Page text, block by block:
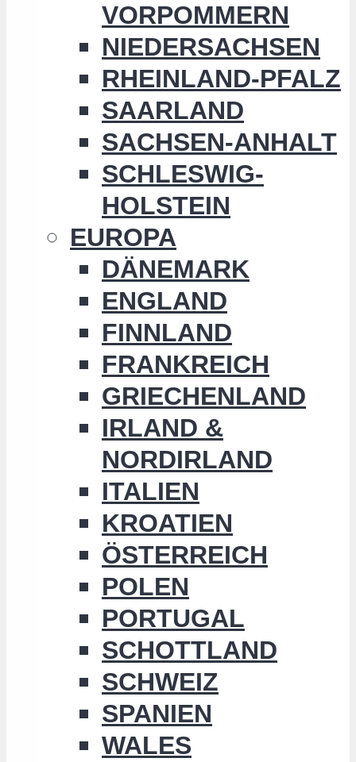
VORPOMMERN
NIEDERSACHSEN
RHEINLAND-PFALZ
SAARLAND
SACHSEN-ANHALT
SCHLESWIG-
HOLSTEIN
EUROPA
DÄNEMARK
ENGLAND
FINNLAND
FRANKREICH
GRIECHENLAND
IRLAND &
NORDIRLAND
ITALIEN
KROATIEN
ÖSTERREICH
POLEN
PORTUGAL
SCHOTTLAND
SCHWEIZ
SPANIEN
WALES